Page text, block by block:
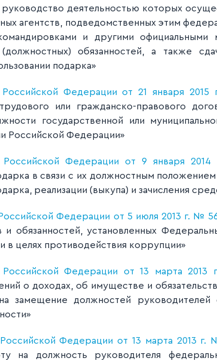
деятельностью которых
агентств, подведомственных этим
и другими официальными
обязанностей, а также
подарка»
Российской Федерации от 21 января
или гражданско-правового
государственной или
Российской Федерации»
Российской Федерации от 9 января
в связи с их должностным
реализации (выкупа) и зачисления
Федерации от 5 июля 2013 г. №
и обязанностей, установленных
в целях противодействия коррупции»
Российской Федерации от 13 марта
о доходах, об имуществе и
замещение должностей руководителей
Российской Федерации от 13 марта 2013 г.
на должность руководителя